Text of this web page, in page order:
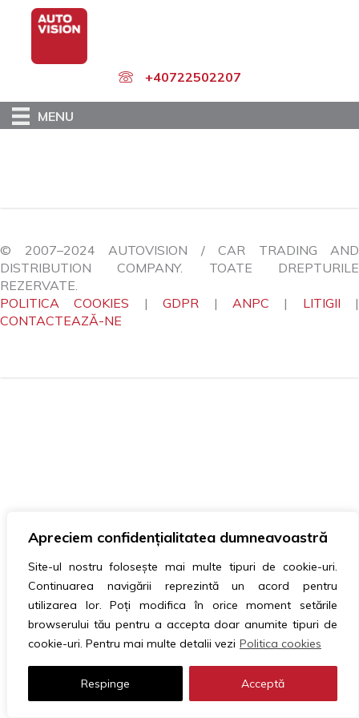
Apreciem confidențialitatea dumneavoastră
Site-ul nostru folosește mai multe tipuri de cookie-uri.
Continuarea navigării reprezintă un acord pentru
utilizarea lor. Poți modifica în orice moment setările
browserului tău pentru a accepta doar anumite tipuri de
cookie-uri. Pentru mai multe detalii vezi Politica cookies
Respinge Acceptă
content
+40722502207
MENU
© 2007–2024 AUTOVISION / CAR TRADING AND
DISTRIBUTION COMPANY. TOATE DREPTURILE
REZERVATE.
POLITICA COOKIES |GDPR | ANPC | LITIGII |
CONTACTEAZĂ-NE